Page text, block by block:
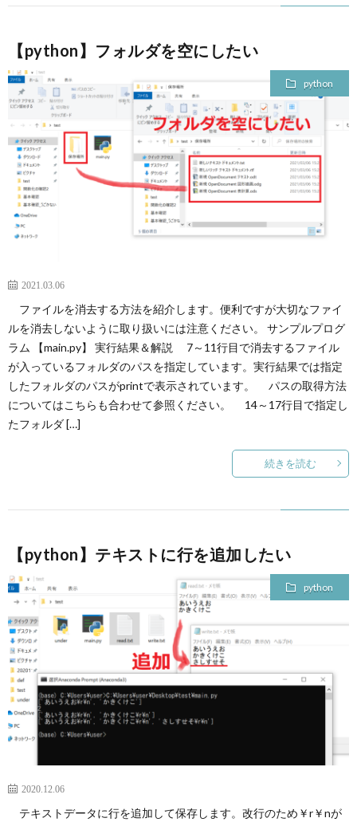
【python】フォルダを空にしたい
python
2021.03.06
ファイルを消去する方法を紹介します。便利ですが大切なファイ
ルを消去しないように取り扱いには注意ください。 サンプルプログ
ラム 【main.py】 実行結果＆解説 7～11行目で消去するファイル
が入っているフォルダのパスを指定しています。実行結果では指定
したフォルダのパスがprintで表示されています。 パスの取得方法
についてはこちらも合わせて参照ください。 14～17行目で指定し
たフォルダ […]
続きを読む
【python】テキストに行を追加したい
python
2020.12.06
テキストデータに行を追加して保存します。改行のため￥r￥nが